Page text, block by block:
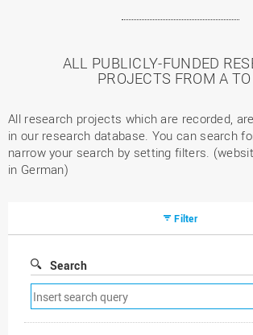
ALL PUBLICLY-FUNDED
PROJECTS FROM A
All research projects which are recorded,
in our research database. You can search
narrow your search by setting filters.
in German)
Filter
Search
Remove
search
filter